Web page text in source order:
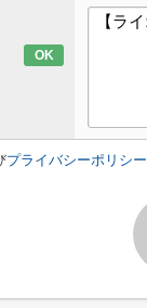
OK
プライバシーポリシー